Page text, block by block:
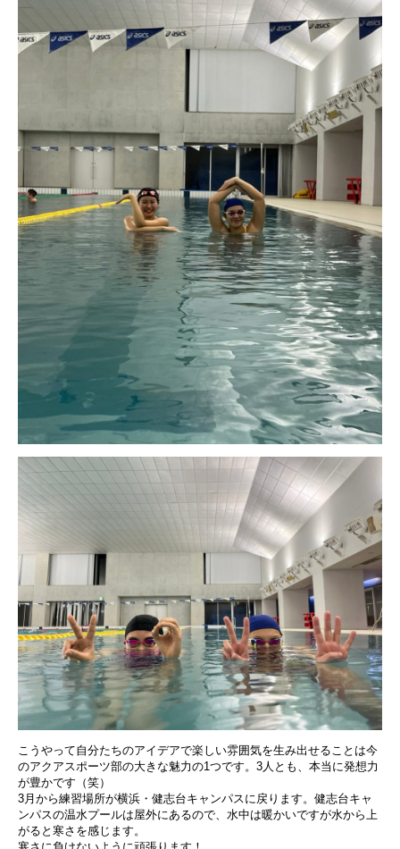
こうやって自分たちのアイデアで楽しい雰囲気を生み出せることは今
のアクアスポーツ部の大きな魅力の1つです。3人とも、本当に発想力
が豊かです（笑）
3月から練習場所が横浜・健志台キャンパスに戻ります。健志台キャ
ンパスの温水プールは屋外にあるので、水中は暖かいですが水から上
がると寒さを感じます。